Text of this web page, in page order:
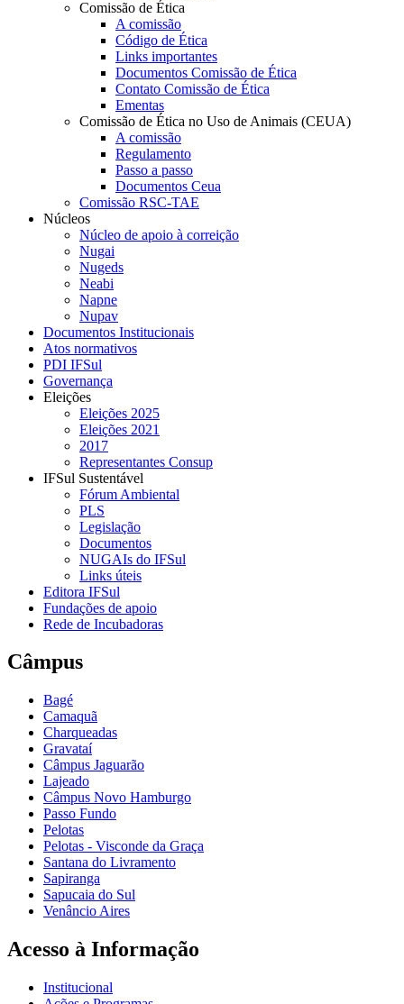
Comissão de Ética
A comissão
Código de Ética
Links importantes
Documentos Comissão de Ética
Contato Comissão de Ética
Ementas
Comissão de Ética no Uso de Animais (CEUA)
A comissão
Regulamento
Passo a passo
Documentos Ceua
Comissão RSC-TAE
Núcleos
Núcleo de apoio à correição
Nugai
Nugeds
Neabi
Napne
Nupav
Documentos Institucionais
Atos normativos
PDI IFSul
Governança
Eleições
Eleições 2025
Eleições 2021
2017
Representantes Consup
IFSul Sustentável
Fórum Ambiental
PLS
Legislação
Documentos
NUGAIs do IFSul
Links úteis
Editora IFSul
Fundações de apoio
Rede de Incubadoras
Câmpus
Bagé
Camaquã
Charqueadas
Gravataí
Câmpus Jaguarão
Lajeado
Câmpus Novo Hamburgo
Passo Fundo
Pelotas
Pelotas - Visconde da Graça
Santana do Livramento
Sapiranga
Sapucaia do Sul
Venâncio Aires
Acesso à Informação
Institucional